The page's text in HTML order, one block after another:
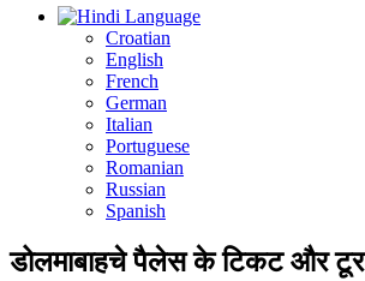
Language
Croatian
English
French
German
Italian
Portuguese
Romanian
Russian
Spanish
डोलमाबाहचे पैलेस के टिकट और टूर